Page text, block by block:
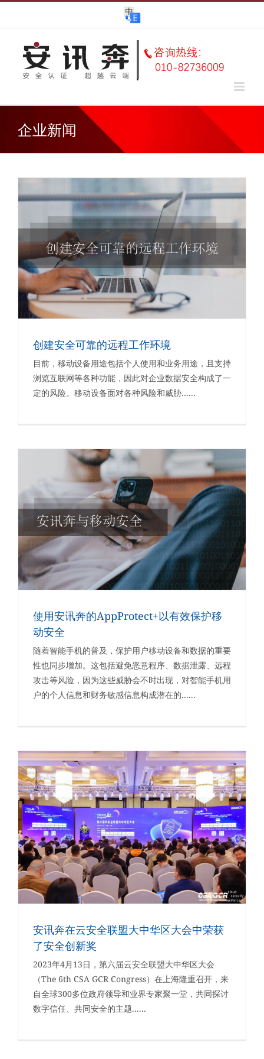
企业新闻
创建安全可靠的远程工作环境
目前，移动设备用途包括个人使用和业务用途，且支持
浏览互联网等各种功能，因此对企业数据安全构成了一
定的风险。移动设备面对各种风险和威胁......
使用安讯奔的AppProtect+以有效保护移
动安全
随着智能手机的普及，保护用户移动设备和数据的重要
性也同步增加。这包括避免恶意程序、数据泄露、远程
攻击等风险，因为这些威胁会不时出现，对智能手机用
户的个人信息和财务敏感信息构成潜在的......
安讯奔在云安全联盟大中华区大会中荣获
了安全创新奖
2023年4月13日，第六届云安全联盟大中华区大会
（The 6th CSA GCR Congress）在上海隆重召开，来
自全球300多位政府领导和业界专家聚一堂，共同探讨
数字信任、共同安全的主题......